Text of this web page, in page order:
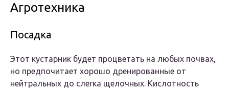
Агротехника
Посадка
Этот кустарник будет процветать на любых почвах,
но предпочитает хорошо дренированные от
нейтральных до слегка щелочных. Кислотность